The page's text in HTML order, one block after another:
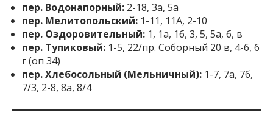
пер. Водонапорный: 2-18, 3а, 5а
пер. Мелитопольский: 1-11, 11A, 2-10
пер. Оздоровительный: 1, 1а, 1б, 3, 5, 5а, б, в
пер. Тупиковый: 1-5, 22/пр. Соборный 20 в, 4-6, 6
г (оп 34)
пер. Хлебосольный (Мельничный): 1-7, 7а, 7б,
7/3, 2-8, 8а, 8/4